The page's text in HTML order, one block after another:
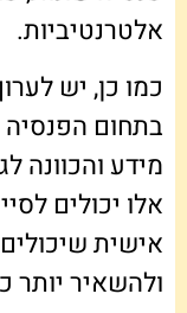
אלטרנטיביות.
כמו כן, יש
בתחום
מידע והכוונה
אלו יכולים
אישית
ולהשאיר יותר